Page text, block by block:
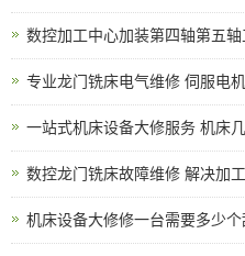
数控加工中心加装第四轴第五
专业龙门铣床电气维修 伺服电
机床设备大修修一台需要多少个